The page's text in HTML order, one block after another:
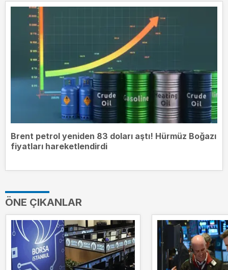
Brent petrol yeniden 83 doları aştı! Hürmüz Boğazı
fiyatları hareketlendirdi
ÖNE ÇIKANLAR